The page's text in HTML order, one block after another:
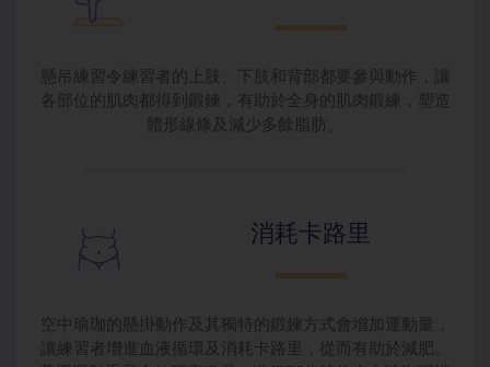
懸吊練習令練習者的上肢、下肢和背部都要參與動作，讓
各部位的肌肉都得到鍛鍊，有助於全身的肌肉鍛練，塑造
體形線條及減少多餘脂肪。
消耗卡路里
空中瑜珈的懸掛動作及其獨特的鍛鍊方式會增加運動量，
讓練習者增進血液循環及消耗卡路里，從而有助於減肥。